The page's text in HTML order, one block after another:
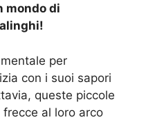
mondo di
per
con i suoi sapori
queste piccole
al loro arco